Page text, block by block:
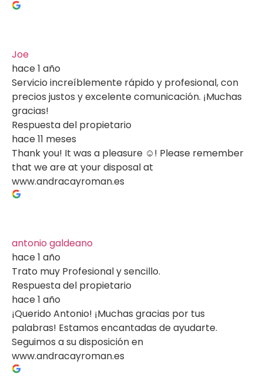
Joe
hace 1 año
Servicio increíblemente rápido y profesional, con
precios justos y excelente comunicación. ¡Muchas
gracias!
Respuesta del propietario
hace 11 meses
Thank you! It was a pleasure ☺️! Please remember
that we are at your disposal at
www.andracayroman.es
antonio galdeano
hace 1 año
Trato muy Profesional y sencillo.
Respuesta del propietario
hace 1 año
¡Querido Antonio! ¡Muchas gracias por tus
palabras! Estamos encantadas de ayudarte.
Seguimos a su disposición en
www.andracayroman.es